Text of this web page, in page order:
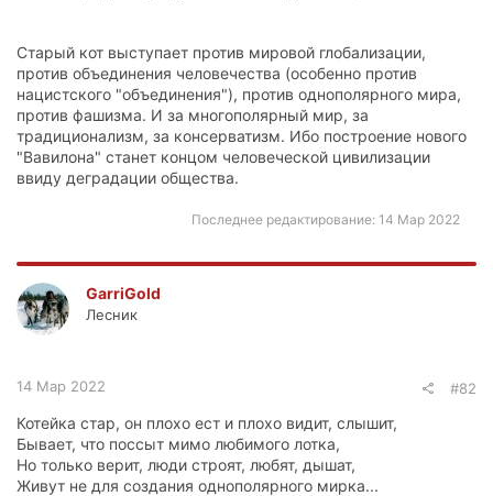
Старый кот выступает против мировой глобализации,
против объединения человечества (особенно против
нацистского "объединения"), против однополярного мира,
против фашизма. И за многополярный мир, за
традиционализм, за консерватизм. Ибо построение нового
"Вавилона" станет концом человеческой цивилизации
ввиду деградации общества.
Последнее редактирование: 14 Мар 2022
GarriGold
Лесник
14 Мар 2022 #82
Котейка стар, он плохо ест и плохо видит, слышит,
Бывает, что поссыт мимо любимого лотка,
Но только верит, люди строят, любят, дышат,
Живут не для создания однополярного мирка...